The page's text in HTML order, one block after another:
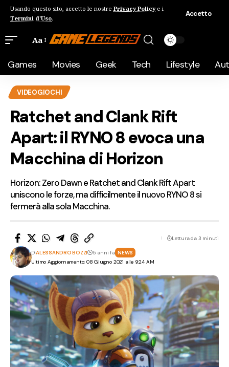
Usando questo sito, accetto le nostre Privacy Policye i
Termini d'Uso.
Accetto
Aa
Games Movies Geek Tech Lifestyle
VIDEOGIOCHI
Ratchet and Clank Rift
Apart: il RYNO 8 evoca una
Macchina di Horizon
Horizon: Zero Dawn e Ratchet and Clank Rift Apart
uniscono le forze, ma difficilmente il nuovo RYNO 8 si
fermerà alla sola Macchina.
Ultimo Aggiornamento: 08 Giugno 2021 alle 9:24 AM
DiALESSANDRO BOZZI 5 anni fa NEWS
Lettura da 3 minuti